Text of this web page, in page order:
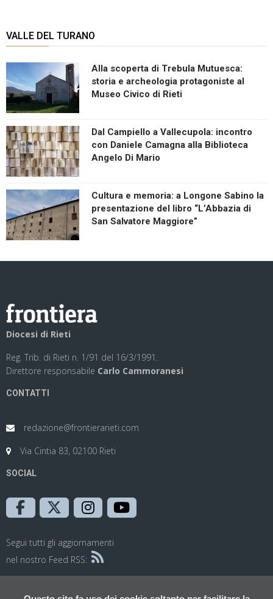
VALLE DEL TURANO
Alla scoperta di Trebula Mutuesca:
storia e archeologia protagoniste al
Museo Civico di Rieti
Dal Campiello a Vallecupola: incontro
con Daniele Camagna alla Biblioteca
Angelo Di Mario
Cultura e memoria: a Longone Sabino la
presentazione del libro “L’Abbazia di
San Salvatore Maggiore”
Diocesi di Rieti
Reg. Trib. di Rieti n. 1/91 del 16/3/1991.
Direttore responsabile Carlo Cammoranesi
CONTATTI
redazione@frontierarieti.com
Via Cintia 83, 02100 Rieti
SOCIAL
Segui tutti gli aggiornamenti
nel nostro Feed RSS: